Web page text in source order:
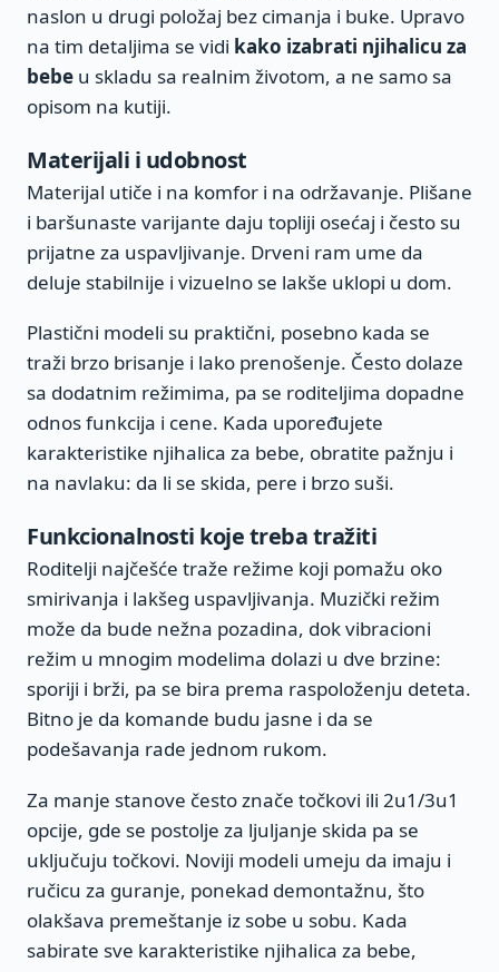
naslon u drugi položaj bez cimanja i buke. Upravo
na tim detaljima se vidi kako izabrati njihalicu za
bebe u skladu sa realnim životom, a ne samo sa
opisom na kutiji.
Materijali i udobnost
Materijal utiče i na komfor i na održavanje. Plišane
i baršunaste varijante daju topliji osećaj i često su
prijatne za uspavljivanje. Drveni ram ume da
deluje stabilnije i vizuelno se lakše uklopi u dom.
Plastični modeli su praktični, posebno kada se
traži brzo brisanje i lako prenošenje. Često dolaze
sa dodatnim režimima, pa se roditeljima dopadne
odnos funkcija i cene. Kada upoređujete
karakteristike njihalica za bebe, obratite pažnju i
na navlaku: da li se skida, pere i brzo suši.
Funkcionalnosti koje treba tražiti
Roditelji najčešće traže režime koji pomažu oko
smirivanja i lakšeg uspavljivanja. Muzički režim
može da bude nežna pozadina, dok vibracioni
režim u mnogim modelima dolazi u dve brzine:
sporiji i brži, pa se bira prema raspoloženju deteta.
Bitno je da komande budu jasne i da se
podešavanja rade jednom rukom.
Za manje stanove često znače točkovi ili 2u1/3u1
opcije, gde se postolje za ljuljanje skida pa se
uključuju točkovi. Noviji modeli umeju da imaju i
ručicu za guranje, ponekad demontažnu, što
olakšava premeštanje iz sobe u sobu. Kada
sabirate sve karakteristike njihalica za bebe,